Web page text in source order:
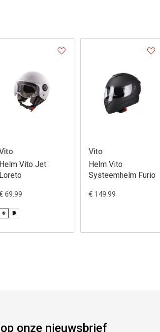
Helm Vito Jet
Loreto
69.99
Vito
Helm Vito
Systeemhelm Furio
€ 149.99
onze nieuwsbrief